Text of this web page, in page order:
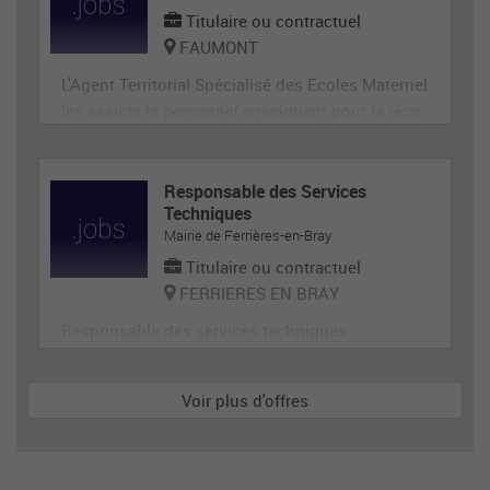
Titulaire ou contractuel
FAUMONT
L'Agent Territorial Spécialisé des Ecoles Maternel
ux et le matériel servant directement aux enfant
s. En tant que membre de la communauté éduca
tive, il p
Responsable des Services
Techniques
Mairie de Ferrières-en-Bray
Titulaire ou contractuel
FERRIERES EN BRAY
Voir plus d'offres